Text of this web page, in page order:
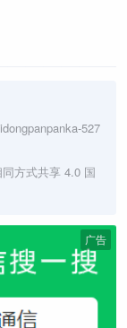
527
方式共享 4.0 国
广告